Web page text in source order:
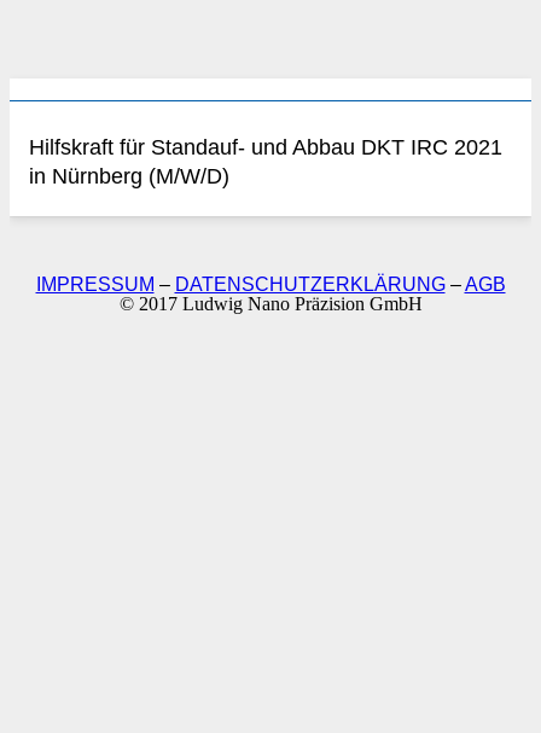
Hilfskraft für Standauf- und Abbau DKT IRC 2021
in Nürnberg (M/W/D)
IMPRESSUM – DATENSCHUTZERKLÄRUNG–AGB
© 2017 Ludwig Nano Präzision GmbH